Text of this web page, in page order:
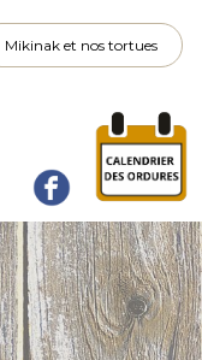
Mikinak et nos tortues